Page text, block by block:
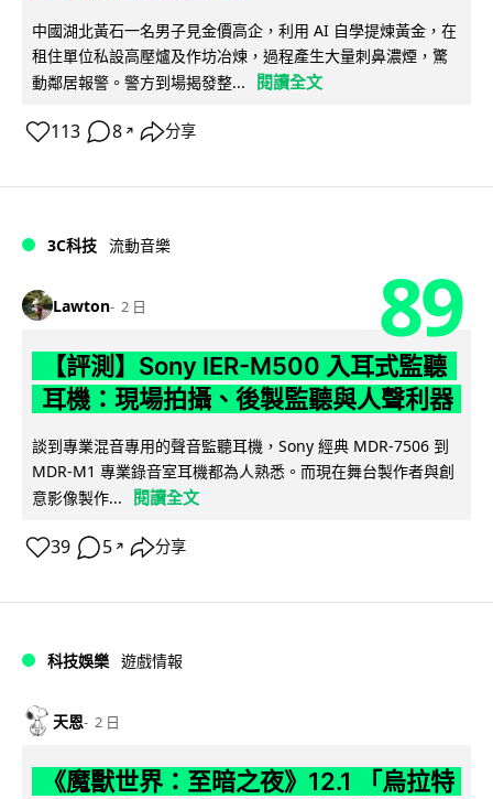
中國湖北黃石一名男子見金價高企，利用 AI 自學提煉黃金，在
租住單位私設高壓爐及作坊冶煉，過程產生大量刺鼻濃煙，驚
動鄰居報警。警方到場揭發整...
閱讀全文
113 8 ↗ 分享
3C科技 流動音樂
Lawton 2 日 89
【評測】Sony IER-M500 入耳式監聽
耳機：現場拍攝、後製監聽與人聲利器
談到專業混音專用的聲音監聽耳機，Sony 經典 MDR-7506 到
MDR-M1 專業錄音室耳機都為人熟悉。而現在舞台製作者與創
意影像製作...
閱讀全文
39 5 ↗ 分享
科技娛樂 遊戲情報
天恩 2 日
《魔獸世界：至暗之夜》12.1 「烏拉特